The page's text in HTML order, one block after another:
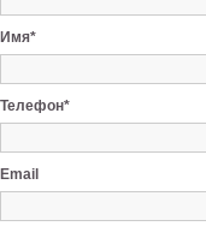
Имя*
Телефон*
Email